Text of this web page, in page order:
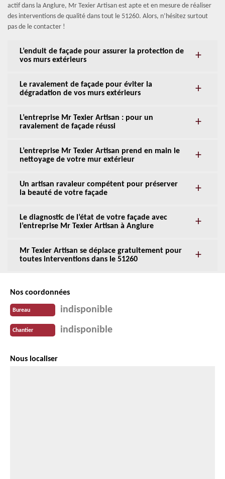
actif dans la Anglure, Mr Texier Artisan est apte et en mesure de réaliser
des interventions de qualité dans tout le 51260. Alors, n’hésitez surtout
pas de le contacter !
L’enduit de façade pour assurer la protection de
vos murs extérieurs
Le ravalement de façade pour éviter la
dégradation de vos murs extérieurs
L’entreprise Mr Texier Artisan : pour un
ravalement de façade réussi
L’entreprise Mr Texier Artisan prend en main le
nettoyage de votre mur extérieur
Un artisan ravaleur compétent pour préserver
la beauté de votre façade
Le diagnostic de l’état de votre façade avec
l’entreprise Mr Texier Artisan à Anglure
Mr Texier Artisan se déplace gratuitement pour
toutes interventions dans le 51260
Nos coordonnées
Bureau indisponible
Chantier indisponible
Nous localiser